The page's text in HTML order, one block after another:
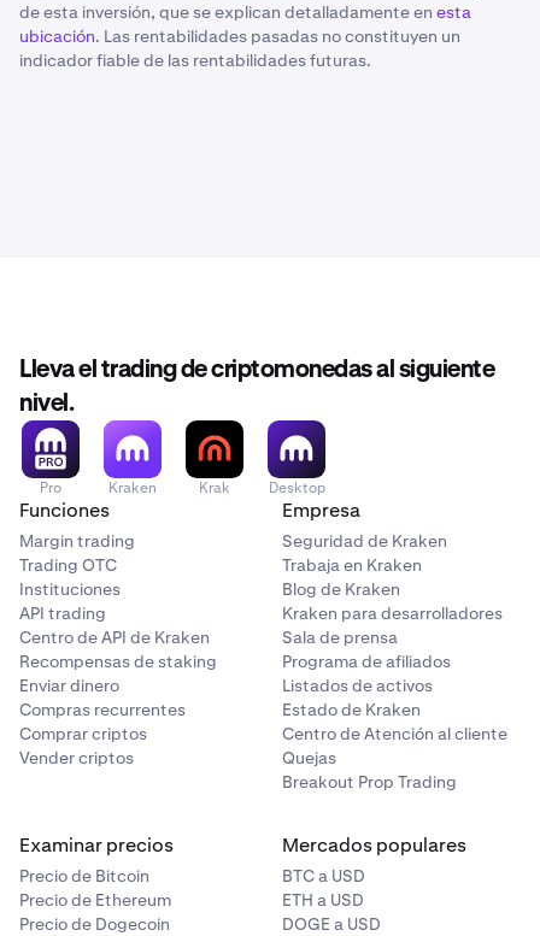
de esta inversión, que se explican detalladamente en esta
ubicación. Las rentabilidades pasadas no constituyen un
indicador fiable de las rentabilidades futuras.
Lleva el trading de criptomonedas al siguiente
nivel.
Pro Kraken Krak Desktop
Funciones
Margin trading
Trading OTC
Instituciones
API trading
Centro de API de Kraken
Recompensas de staking
Enviar dinero
Compras recurrentes
Comprar criptos
Vender criptos
Empresa
Seguridad de Kraken
Trabaja en Kraken
Blog de Kraken
Kraken para desarrolladores
Sala de prensa
Programa de afiliados
Listados de activos
Estado de Kraken
Centro de Atención al cliente
Quejas
Breakout Prop Trading
Examinar precios
Precio de Bitcoin
Precio de Ethereum
Precio de Dogecoin
Mercados populares
BTC a USD
ETH a USD
DOGE a USD